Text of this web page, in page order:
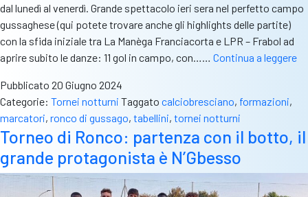
dal lunedì al venerdì. Grande spettacolo ieri sera nel perfetto campo
gussaghese (qui potete trovare anche gli highlights delle partite)
con la sfida iniziale tra La Manèga Franciacorta e LPR – Frabol ad
aprire subito le danze: 11 gol in campo, con…… Continua a leggere
il
Pubblicato 20 Giugno 2024
Categorie: Tornei notturni Taggato calciobresciano, formazioni,
marcatori, ronco di gussago, tabellini, tornei notturni
Torneo di Ronco: partenza con il botto, il
grande protagonista è N’Gbesso